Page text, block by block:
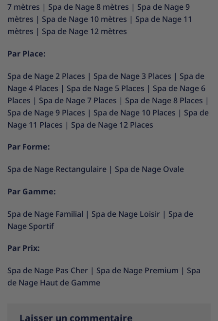
7 mètres | Spa de Nage 8 mètres | Spa de Nage 9
mètres | Spa de Nage 10 mètres | Spa de Nage 11
mètres | Spa de Nage 12 mètres
Par Place:
Spa de Nage 2 Places | Spa de Nage 3 Places | Spa de
Nage 4 Places | Spa de Nage 5 Places | Spa de Nage 6
Places | Spa de Nage 7 Places | Spa de Nage 8 Places |
Spa de Nage 9 Places | Spa de Nage 10 Places | Spa de
Nage 11 Places | Spa de Nage 12 Places
Par Forme:
Spa de Nage Rectangulaire | Spa de Nage Ovale
Par Gamme:
Spa de Nage Familial | Spa de Nage Loisir | Spa de
Nage Sportif
Par Prix:
Spa de Nage Pas Cher | Spa de Nage Premium | Spa
de Nage Haut de Gamme
Laisser un commentaire